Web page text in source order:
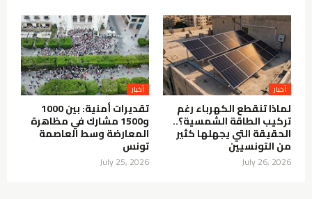
أخبار
لماذا تنقطع الكهرباء رغم
تركيب الطاقة الشمسية؟..
الحقيقة التي يجهلها كثير
من التونسيين
July 26, 2026
أخبار
تقديرات أمنية: بين 1000
و1500 مشارك في مظاهرة
المعارضة وسط العاصمة
تونس
July 25, 2026